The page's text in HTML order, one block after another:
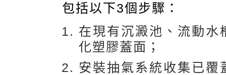
包括以下3個步驟：
在現有沉澱池、流動水
化塑膠蓋面；
安裝抽氣系統收集已覆